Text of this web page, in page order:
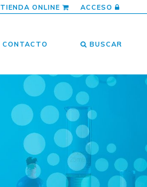
TIENDA ONLINE ACCESO
CONTACTO BUSCAR